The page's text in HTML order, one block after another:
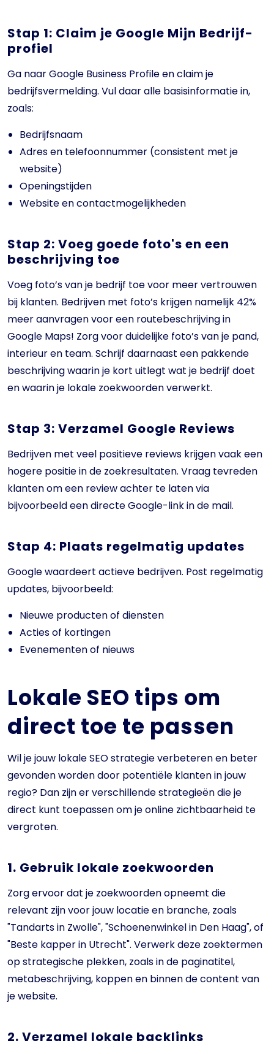
Stap 1: Claim je Google Mijn Bedrijf-
profiel
Ga naar Google Business Profile en claim je
bedrijfsvermelding. Vul daar alle basisinformatie in,
zoals:
Bedrijfsnaam
Adres en telefoonnummer (consistent met je
website)
Openingstijden
Website en contactmogelijkheden
Stap 2: Voeg goede foto's en een
beschrijving toe
Voeg foto’s van je bedrijf toe voor meer vertrouwen
bij klanten. Bedrijven met foto’s krijgen namelijk 42%
meer aanvragen voor een routebeschrijving in
Google Maps! Zorg voor duidelijke foto’s van je pand,
interieur en team. Schrijf daarnaast een pakkende
beschrijving waarin je kort uitlegt wat je bedrijf doet
en waarin je lokale zoekwoorden verwerkt.
Stap 3: Verzamel Google Reviews
Bedrijven met veel positieve reviews krijgen vaak een
hogere positie in de zoekresultaten. Vraag tevreden
klanten om een review achter te laten via
bijvoorbeeld een directe Google-link in de mail.
Stap 4: Plaats regelmatig updates
Google waardeert actieve bedrijven. Post regelmatig
updates, bijvoorbeeld:
Nieuwe producten of diensten
Acties of kortingen
Evenementen of nieuws
Lokale SEO tips om
direct toe te passen
Wil je jouw lokale SEO strategie verbeteren en beter
gevonden worden door potentiële klanten in jouw
regio? Dan zijn er verschillende strategieën die je
direct kunt toepassen om je online zichtbaarheid te
vergroten.
1. Gebruik lokale zoekwoorden
Zorg ervoor dat je zoekwoorden opneemt die
relevant zijn voor jouw locatie en branche, zoals
"Tandarts in Zwolle", "Schoenenwinkel in Den Haag", of
"Beste kapper in Utrecht". Verwerk deze zoektermen
op strategische plekken, zoals in de paginatitel,
metabeschrijving, koppen en binnen de content van
je website.
2. Verzamel lokale backlinks